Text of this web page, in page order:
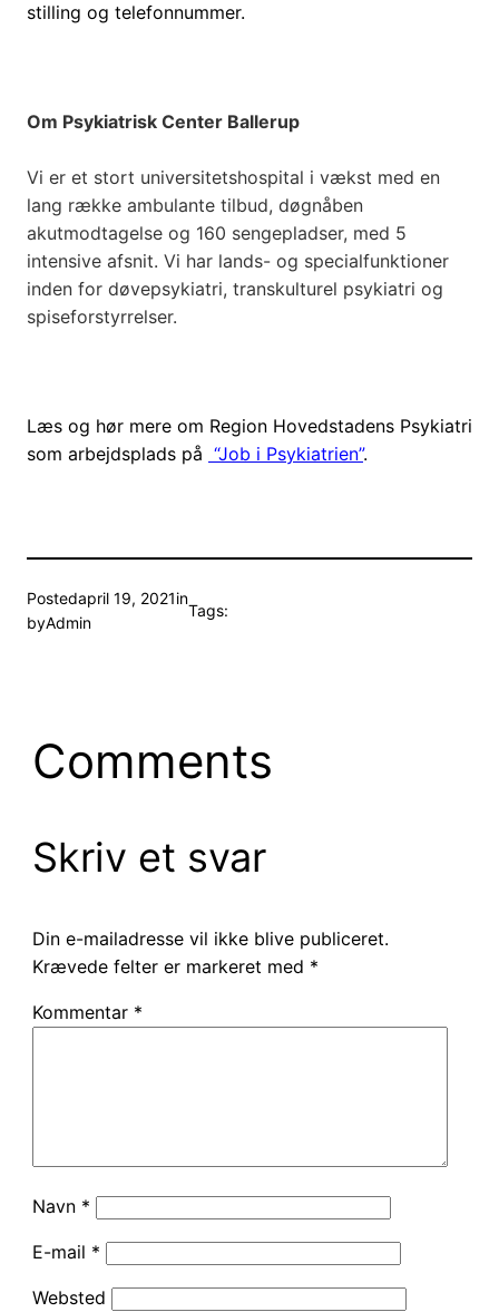
stilling og telefonnummer.
Om Psykiatrisk Center Ballerup
Vi er et stort universitetshospital i vækst med en
lang række ambulante tilbud, døgnåben
akutmodtagelse og 160 sengepladser, med 5
intensive afsnit. Vi har lands- og specialfunktioner
inden for døvepsykiatri, transkulturel psykiatri og
spiseforstyrrelser.
Læs og hør mere om Region Hovedstadens Psykiatri
som arbejdsplads på “Job i Psykiatrien”.
Postedapril 19, 2021in
byAdmin
Tags:
Comments
Skriv et svar
Din e-mailadresse vil ikke blive publiceret.
Krævede felter er markeret med *
Kommentar *
Navn *
E-mail *
Websted